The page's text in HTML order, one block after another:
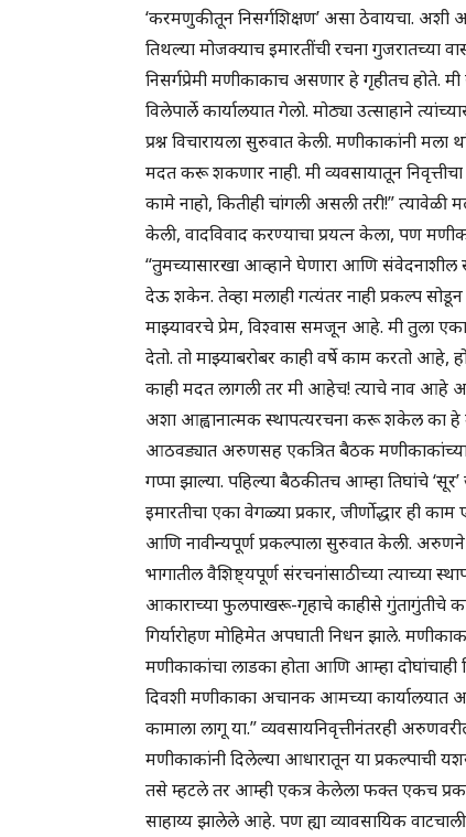
‘करमणुकीतून निसर्गशिक्षण’ असा ठेवायचा.
तिथल्या मोजक्याच इमारतींची रचना गुजरातच्या
निसर्गप्रेमी मणीकाकाच असणार हे गृहीतच होते.
विलेपार्ले कार्यालयात गेलो. मोठ्या उत्साहाने
प्रश्न विचारायला सुरुवात केली. मणीकाकांनी
मदत करू शकणार नाही. मी व्यवसायातून
कामे नाहो, कितीही चांगली असली तरी!”
केली, वादविवाद करण्याचा प्रयत्न केला, पण
“तुमच्यासारखा आव्हाने घेणारा आणि संवेदनाशील
देऊ शकेन. तेव्हा मलाही गत्यंतर नाही प्रकल्प
माझ्यावरचे प्रेम, विश्वास समजून आहे. मी तुला
देतो. तो माझ्याबरोबर काही वर्षे काम करतो
काही मदत लागली तर मी आहेच! त्याचे नाव आहे
अशा आह्वानात्मक स्थापत्यरचना करू शकेल का हे
आठवड्यात अरुणसह एकत्रित बैठक मणीकाकांच्याच
गप्पा झाल्या. पहिल्या बैठकीतच आम्हा तिघांचे
इमारतीचा एका वेगळ्या प्रकार, जीर्णोद्धार ही
आणि नावीन्यपूर्ण प्रकल्पाला सुरुवात केली.
भागातील वैशिष्ट्यपूर्ण संरचनांसाठीच्या त्याच्या
आकाराच्या फुलपाखरू-गृहाचे काहीसे गुंतागुंतीचे
गिर्यारोहण मोहिमेत अपघाती निधन झाले.
मणीकाकांचा लाडका होता आणि आम्हा दोघांचाही
दिवशी मणीकाका अचानक आमच्या
कामाला लागू या.” व्यवसायनिवृत्तीनंतरही
मणीकाकांनी दिलेल्या आधारातून या प्रकल्पाची
तसे म्हटले तर आम्ही एकत्र केलेला फक्त एकच
साहाय्य झालेले आहे. पण ह्या व्यावसायिक